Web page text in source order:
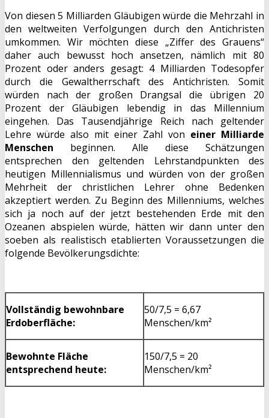
Von diesen 5 Milliarden Gläubigen würde die Mehrzahl in
den weltweiten Verfolgungen durch den Antichristen
umkommen. Wir möchten diese „Ziffer des Grauens“
daher auch bewusst hoch ansetzen, nämlich mit 80
Prozent oder anders gesagt: 4 Milliarden Todesopfer
durch die Gewaltherrschaft des Antichristen. Somit
würden nach der großen Drangsal die übrigen 20
Prozent der Gläubigen lebendig in das Millennium
eingehen. Das Tausendjährige Reich nach geltender
Lehre würde also mit einer Zahl von einer Milliarde
Menschen beginnen. Alle diese Schätzungen
entsprechen den geltenden Lehrstandpunkten des
heutigen Millennialismus und würden von der großen
Mehrheit der christlichen Lehrer ohne Bedenken
akzeptiert werden. Zu Beginn des Millenniums, welches
sich ja noch auf der jetzt bestehenden Erde mit den
Ozeanen abspielen würde, hätten wir dann unter den
soeben als realistisch etablierten Voraussetzungen die
folgende Bevölkerungsdichte:
Vollständig bewohnbare
Erdoberfläche:
50/7,5 = 6,67
Menschen/km²
Bewohnte Fläche
entsprechend heute:
150/7,5 = 20
Menschen/km²